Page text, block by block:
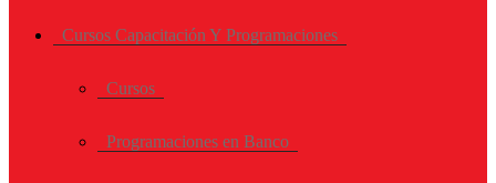
Cursos Capacitación Y Programaciones
Cursos
Programaciones en Banco